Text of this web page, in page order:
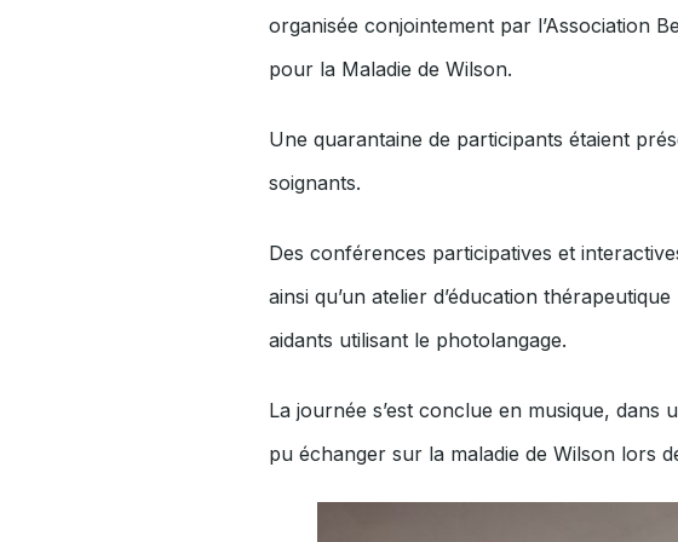
organisée conjointement par l’Association
pour la Maladie de Wilson.
Une quarantaine de participants étaient
soignants.
Des conférences participatives et
ainsi qu’un atelier d’éducation
aidants utilisant le photolangage.
La journée s’est conclue en musique,
pu échanger sur la maladie de Wilson lors